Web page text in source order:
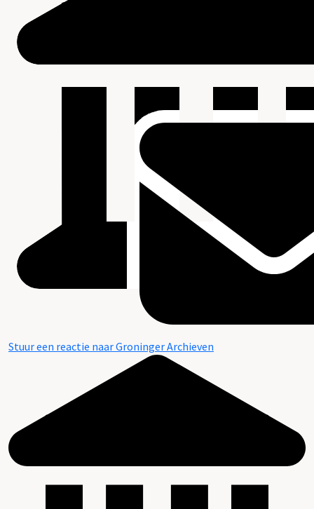
Stuur een reactie naar Groninger Archieven